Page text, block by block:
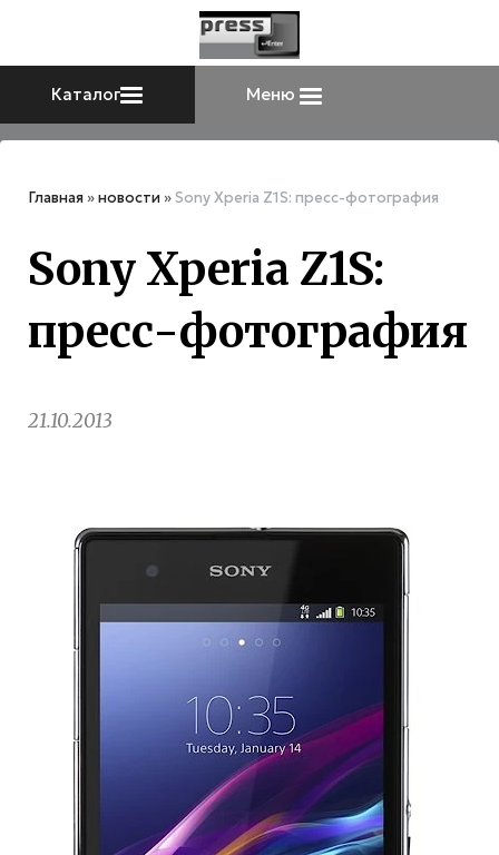
Каталог Меню
Главная »новости »Sony Xperia Z1S: пресс-фотография
Sony Xperia Z1S:
пресс-фотография
21.10.2013